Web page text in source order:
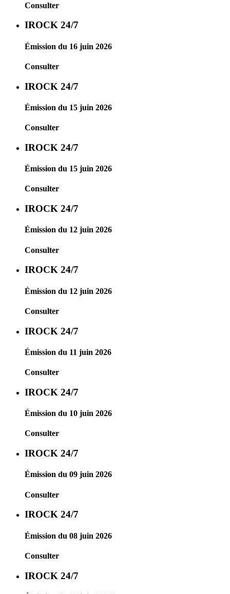
Consulter
IROCK 24/7
Émission du 16 juin 2026
Consulter
IROCK 24/7
Émission du 15 juin 2026
Consulter
IROCK 24/7
Émission du 15 juin 2026
Consulter
IROCK 24/7
Émission du 12 juin 2026
Consulter
IROCK 24/7
Émission du 12 juin 2026
Consulter
IROCK 24/7
Émission du 11 juin 2026
Consulter
IROCK 24/7
Émission du 10 juin 2026
Consulter
IROCK 24/7
Émission du 09 juin 2026
Consulter
IROCK 24/7
Émission du 08 juin 2026
Consulter
IROCK 24/7